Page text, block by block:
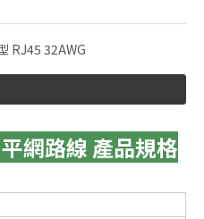
RJ45 32AWG
網路線 產品規格